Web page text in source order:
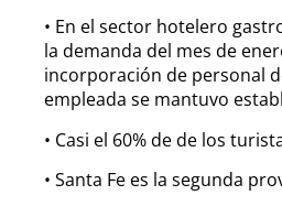
• En el sector hotelero
la demanda del mes de
incorporación de personal
empleada se mantuvo
• Casi el 60% de de los
• Santa Fe es la segunda